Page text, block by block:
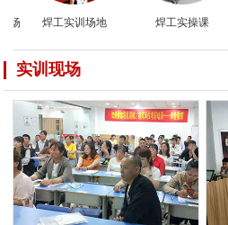
焊工实训场地 焊工实操课
实训现场